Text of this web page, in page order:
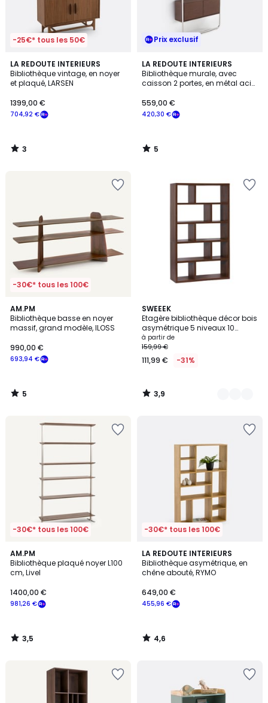
-25€* tous les 50€
LA REDOUTE INTERIEURS
Bibliothèque vintage, en noyer
et plaqué, LARSEN
704,92 €
1399,00 €
3
/
5
3
/
Prix exclusif
LA REDOUTE INTERIEURS
Bibliothèque murale, avec
caisson 2 portes, en métal acier
420,30 €
559,00 €
5
/
5
5
/
-30€* tous les 100€
AM.PM
Bibliothèque basse en noyer
massif, grand modèle, ILOSS
693,94 €
990,00 €
5
/
5
5
/
SWEEEK
Etagère bibliothèque décor bois
asymétrique 5 niveaux 10
compartiments BASIKS
à partir de
159,99 €
111,99 € -31%
3,9
/ 5
3
Couleurs
3,9
/
-30€* tous les 100€
AM.PM
Bibliothèque plaqué noyer L100
cm, Livel
981,26 €
1400,00 €
3,5
/ 5
3,5
/
-30€* tous les 100€
LA REDOUTE INTERIEURS
Bibliothèque asymétrique, en
chêne abouté, RYMO
455,96 €
649,00 €
4,6
/ 5
4,6
/